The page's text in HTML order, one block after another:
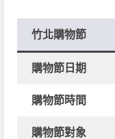
竹北購物節
購物節日期
購物節時間
購物節對象